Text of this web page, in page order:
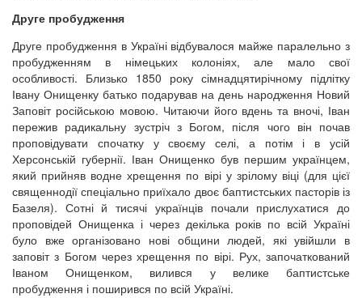
Друге пробудження
Друге пробудження в Україні відбувалося майже паралельно з
пробудженням в німецьких колоніях, але мало свої
особливості. Близько 1850 року сімнадцятирічному підлітку
Івану Онищенку батько подарував на день народження Новий
Заповіт російською мовою. Читаючи його вдень та вночі, Іван
пережив радикальну зустріч з Богом, після чого він почав
проповідувати спочатку у своєму селі, а потім і в усій
Херсонській губернії. Іван Онищенко був першим українцем,
який прийняв водне хрещення по вірі у зрілому віці (для цієї
священнодії спеціально приїхало двоє баптистських пасторів із
Базеля). Сотні й тисячі українців почали прислухатися до
проповідей Онищенка і через декілька років по всій Україні
було вже організовано нові общини людей, які увійшли в
заповіт з Богом через хрещення по вірі. Рух, започаткований
Іваном Онищенком, вилився у велике баптистське
пробудження і поширився по всій Україні.